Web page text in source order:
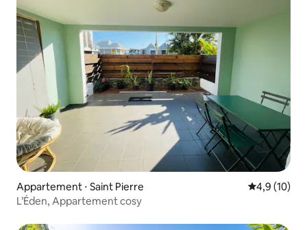
Appartement ⋅ Saint Pierre Évaluation
4,9 (10)
L’Éden, Appartement cosy